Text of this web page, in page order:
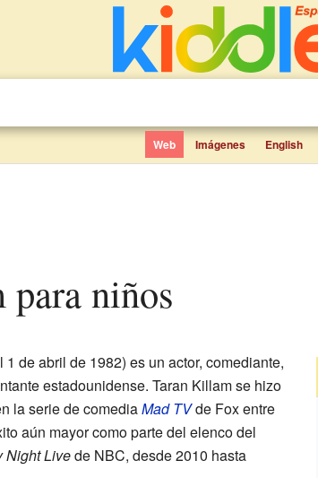
Web Imágenes English
para niños
de abril de 1982) es un actor, comediante,
estadounidense. Taran Killam se hizo
la serie de comediaMad TVde Fox entre
aún mayor como parte del elenco del
Night Livede NBC, desde 2010 hasta